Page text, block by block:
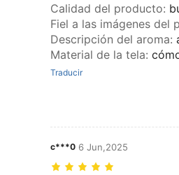
Calidad del producto:
Fiel a las imágenes del
Descripción del aroma:
Material de la tela:
Traducir
c***0 6 Jun,2025